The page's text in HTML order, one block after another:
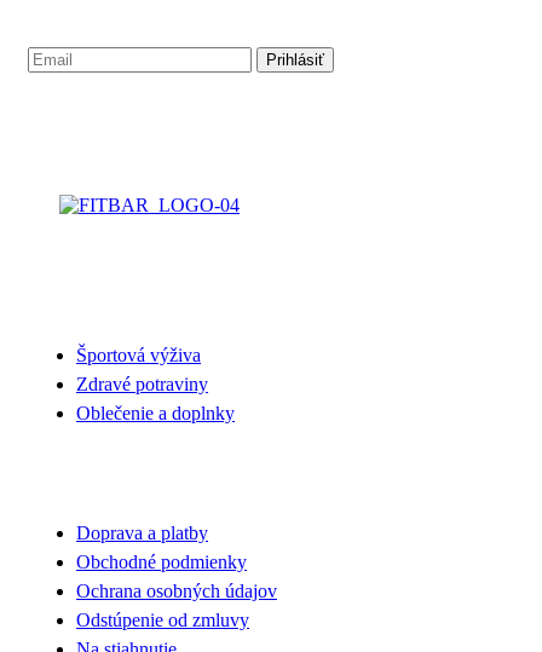
Športová výživa
Zdravé potraviny
Oblečenie a doplnky
Doprava a platby
Obchodné podmienky
Ochrana osobných údajov
Odstúpenie od zmluvy